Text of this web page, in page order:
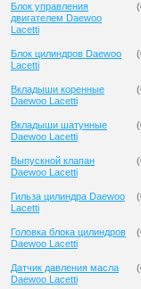
Блок управления
двигателем Daewoo
Lacetti
(
Блок цилиндров Daewoo
Lacetti
(
Вкладыши коренные
Daewoo Lacetti
(
Вкладыши шатунные
Daewoo Lacetti
(
Выпускной клапан
Daewoo Lacetti
(
Гильза цилиндра Daewoo
Lacetti
(
Головка блока цилиндров
Daewoo Lacetti
(
Датчик давления масла
Daewoo Lacetti
(